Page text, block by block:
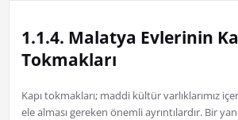
1.1.4. Malatya Evlerinin
Tokmakları
Kapı tokmakları; maddi kültür varlıklarımız
ele alması gereken önemli ayrıntılardır. Bir